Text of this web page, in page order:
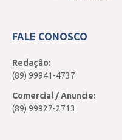
FALE CONOSCO
Redação:
(89) 99941-4737
Comercial / Anuncie:
(89) 99927-2713